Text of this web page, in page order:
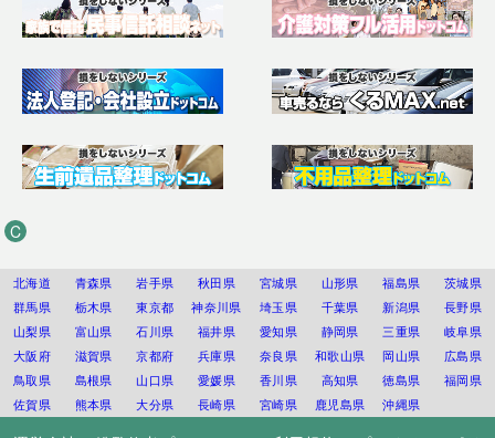
C
北海道 青森県 岩手県 秋田県 宮城県 山形県 福島県
茨城県
群馬県
栃木県 東京都 神奈川県 埼玉県 千葉県 新潟県
長野県
山梨県
富山県 石川県 福井県 愛知県 静岡県 三重県
岐阜県
大阪府
滋賀県 京都府 兵庫県 奈良県 和歌山県 岡山県
広島県
鳥取県
島根県 山口県 愛媛県 香川県 高知県 徳島県
福岡県
佐賀県
熊本県 大分県 長崎県 宮崎県 鹿児島県 沖縄県